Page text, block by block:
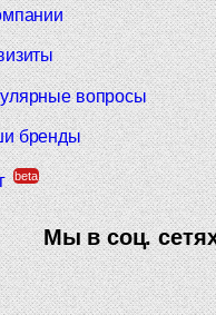
вопросы
бренды
beta
Мы в соц.